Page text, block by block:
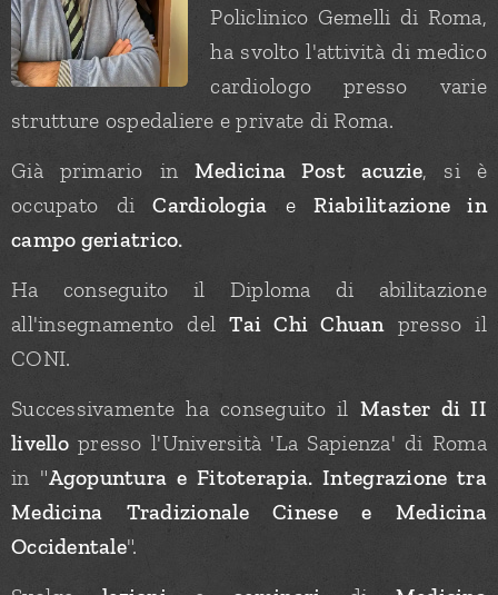
Policlinico Gemelli di Roma,
ha svolto l'attività di medico
cardiologo presso varie
strutture ospedaliere e private di Roma.
Già primario in Medicina Post acuzie, si è
occupato diCardiologia eRiabilitazione in
campo geriatrico.
Ha conseguito il Diploma di abilitazione
all'insegnamento delTai Chi Chuanpresso il
CONI.
Successivamente ha conseguito il Master di II
livellopresso l'Università 'La Sapienza' di Roma
in "Agopuntura e Fitoterapia. Integrazione tra
Medicina Tradizionale Cinese e Medicina
Occidentale".